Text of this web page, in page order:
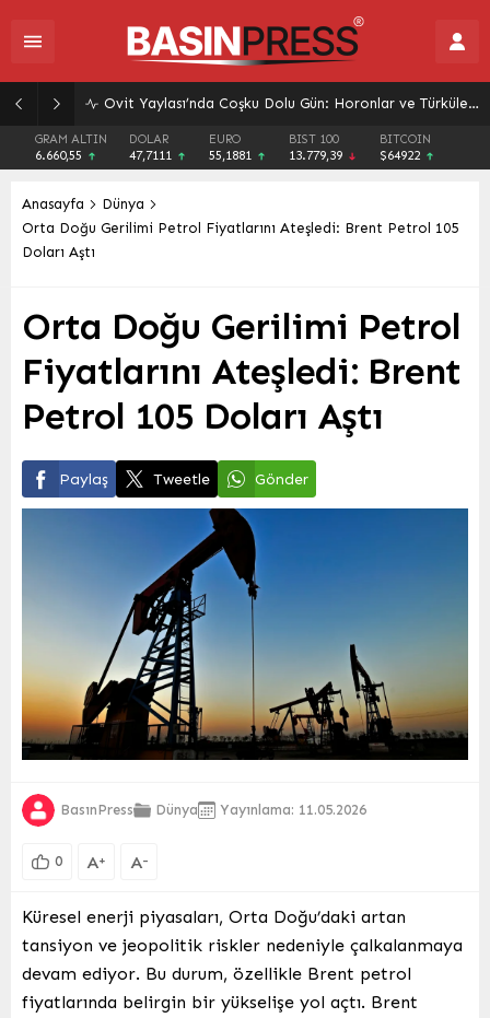
Ovit Yaylası’nda Coşku Dolu Gün: Horonlar ve Türkülerle Unutulmaz Anlar Yaşandı
GRAM ALTIN
6.660,55
DOLAR
47,7111
EURO
55,1881
BIST 100
13.779,39
BITCOIN
$64922
Anasayfa
Dünya
Orta Doğu Gerilimi Petrol Fiyatlarını Ateşledi: Brent Petrol 105
Doları Aştı
Orta Doğu Gerilimi Petrol
Fiyatlarını Ateşledi: Brent
Petrol 105 Doları Aştı
Paylaş Tweetle Gönder
BasınPress Dünya Yayınlama: 11.05.2026
0 A+ A-
Küresel enerji piyasaları, Orta Doğu’daki artan
tansiyon ve jeopolitik riskler nedeniyle çalkalanmaya
devam ediyor. Bu durum, özellikle Brent petrol
fiyatlarında belirgin bir yükselişe yol açtı. Brent